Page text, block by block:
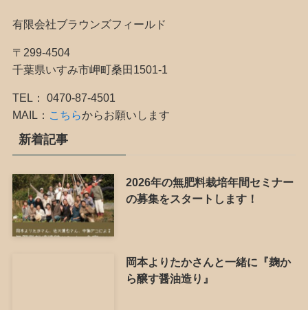
有限会社ブラウンズフィールド
〒299-4504
千葉県いすみ市岬町桑田1501-1
TEL： 0470-87-4501
MAIL： こちらからお願いします
新着記事
2026年の無肥料栽培年間セミナー
の募集をスタートします！
岡本よりたかさんと一緒に『麹か
ら醸す醤油造り』